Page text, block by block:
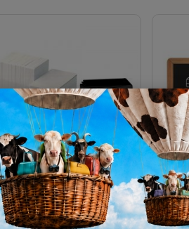
Etiquette PVC noir ou
blanche pour imprimante
Edikio
€